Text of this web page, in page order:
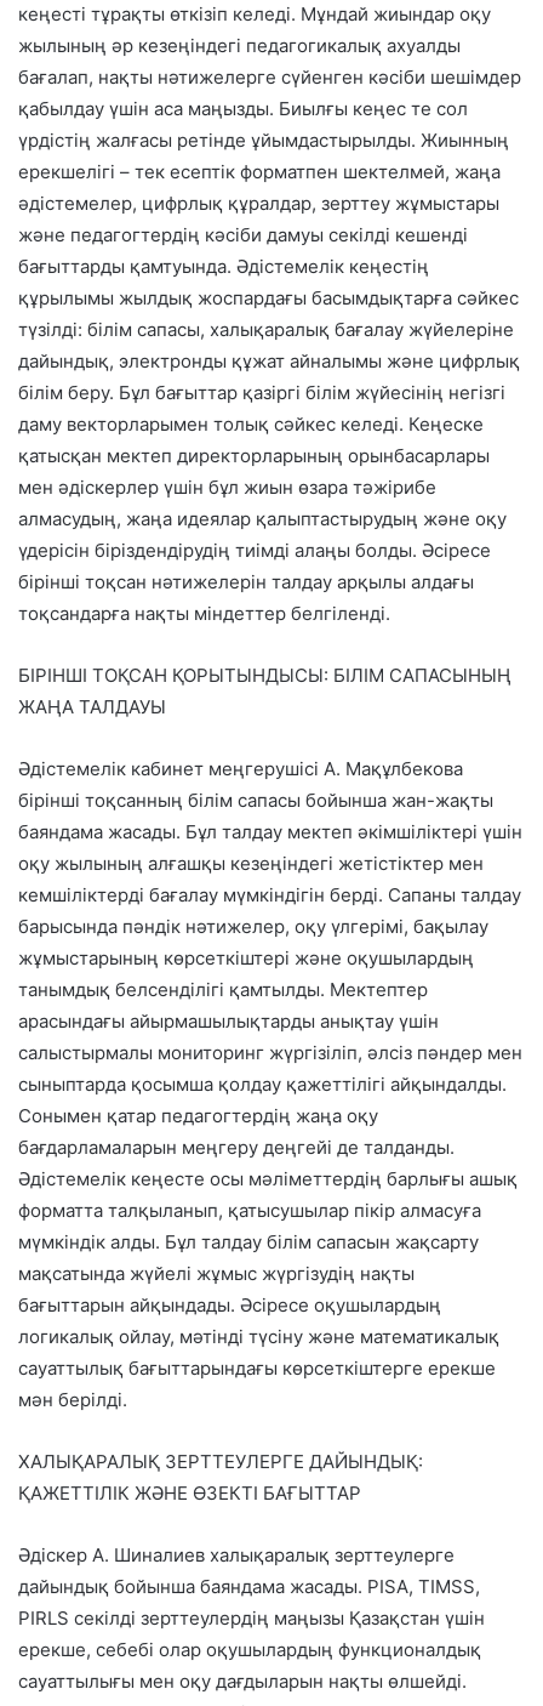
кеңесті тұрақты өткізіп келеді. Мұндай жиындар оқу
жылының әр кезеңіндегі педагогикалық ахуалды
бағалап, нақты нәтижелерге сүйенген кәсіби шешімдер
қабылдау үшін аса маңызды. Биылғы кеңес те сол
үрдістің жалғасы ретінде ұйымдастырылды. Жиынның
ерекшелігі – тек есептік форматпен шектелмей, жаңа
әдістемелер, цифрлық құралдар, зерттеу жұмыстары
және педагогтердің кәсіби дамуы секілді кешенді
бағыттарды қамтуында. Әдістемелік кеңестің
құрылымы жылдық жоспардағы басымдықтарға сәйкес
түзілді: білім сапасы, халықаралық бағалау жүйелеріне
дайындық, электронды құжат айналымы және цифрлық
білім беру. Бұл бағыттар қазіргі білім жүйесінің негізгі
даму векторларымен толық сәйкес келеді. Кеңеске
қатысқан мектеп директорларының орынбасарлары
мен әдіскерлер үшін бұл жиын өзара тәжірибе
алмасудың, жаңа идеялар қалыптастырудың және оқу
үдерісін біріздендірудің тиімді алаңы болды. Әсіресе
бірінші тоқсан нәтижелерін талдау арқылы алдағы
тоқсандарға нақты міндеттер белгіленді.
БІРІНШІ ТОҚСАН ҚОРЫТЫНДЫСЫ: БІЛІМ САПАСЫНЫҢ
ЖАҢА ТАЛДАУЫ
Әдістемелік кабинет меңгерушісі А. Мақұлбекова
бірінші тоқсанның білім сапасы бойынша жан-жақты
баяндама жасады. Бұл талдау мектеп әкімшіліктері үшін
оқу жылының алғашқы кезеңіндегі жетістіктер мен
кемшіліктерді бағалау мүмкіндігін берді. Сапаны талдау
барысында пәндік нәтижелер, оқу үлгерімі, бақылау
жұмыстарының көрсеткіштері және оқушылардың
танымдық белсенділігі қамтылды. Мектептер
арасындағы айырмашылықтарды анықтау үшін
салыстырмалы мониторинг жүргізіліп, әлсіз пәндер мен
сыныптарда қосымша қолдау қажеттілігі айқындалды.
Сонымен қатар педагогтердің жаңа оқу
бағдарламаларын меңгеру деңгейі де талданды.
Әдістемелік кеңесте осы мәліметтердің барлығы ашық
форматта талқыланып, қатысушылар пікір алмасуға
мүмкіндік алды. Бұл талдау білім сапасын жақсарту
мақсатында жүйелі жұмыс жүргізудің нақты
бағыттарын айқындады. Әсіресе оқушылардың
логикалық ойлау, мәтінді түсіну және математикалық
сауаттылық бағыттарындағы көрсеткіштерге ерекше
мән берілді.
ХАЛЫҚАРАЛЫҚ ЗЕРТТЕУЛЕРГЕ ДАЙЫНДЫҚ:
ҚАЖЕТТІЛІК ЖӘНЕ ӨЗЕКТІ БАҒЫТТАР
Әдіскер А. Шиналиев халықаралық зерттеулерге
дайындық бойынша баяндама жасады. PISA, TIMSS,
PIRLS секілді зерттеулердің маңызы Қазақстан үшін
ерекше, себебі олар оқушылардың функционалдық
сауаттылығы мен оқу дағдыларын нақты өлшейді.